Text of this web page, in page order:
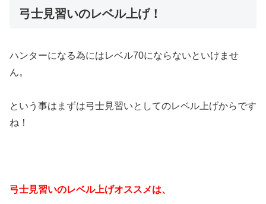
弓士見習いのレベル上げ！
ハンターになる為にはレベル70にならないといけませ
ん。
という事はまずは弓士見習いとしてのレベル上げからです
ね！
弓士見習いのレベル上げオススメは、